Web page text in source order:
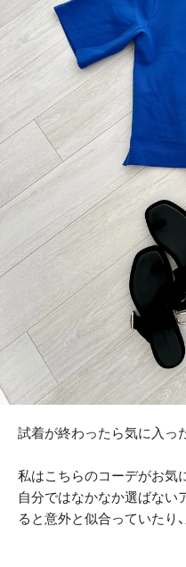
試着が終わったら気に入っ
私はこちらのコーデがお
自分ではなかなか選ばない
ると意外と似合っていたり